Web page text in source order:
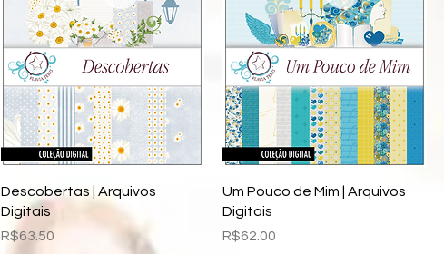
Quick View
Descobertas | Arquivos
Digitais
Price
R$63.50
Quick View
Um Pouco de Mim | Arquivos
Digitais
Price
R$62.00